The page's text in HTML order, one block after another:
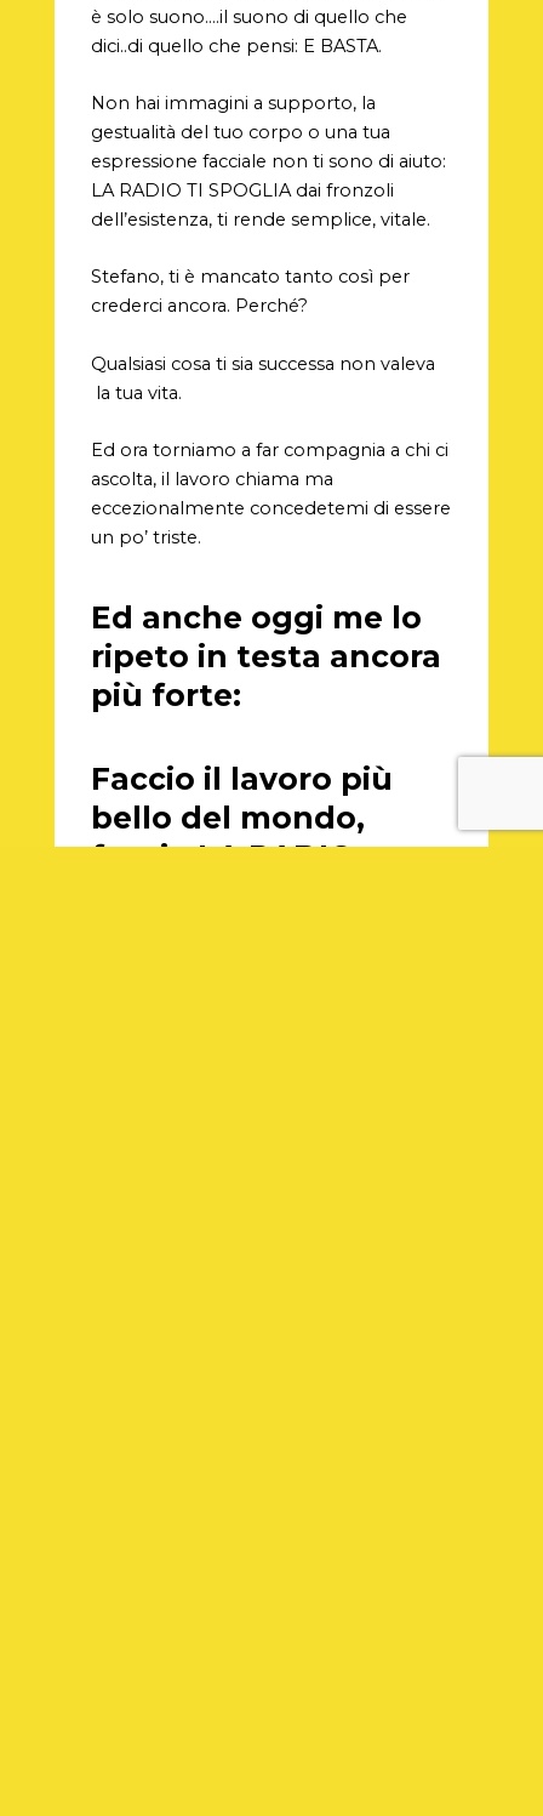
è solo suono….il suono di quello che
dici..di quello che pensi: E BASTA.
Non hai immagini a supporto, la
gestualità del tuo corpo o una tua
espressione facciale non ti sono di aiuto:
LA RADIO TI SPOGLIA dai fronzoli
dell’esistenza, ti rende semplice, vitale.
Stefano, ti è mancato tanto così per
crederci ancora. Perché?
Qualsiasi cosa ti sia successa non valeva
la tua vita.
Ed ora torniamo a far compagnia a chi ci
ascolta, il lavoro chiama ma
eccezionalmente concedetemi di essere
un po’ triste.
Ed anche oggi me lo
ripeto in testa ancora
più forte:
Faccio il lavoro più
bello del mondo,
faccio LA RADIO.